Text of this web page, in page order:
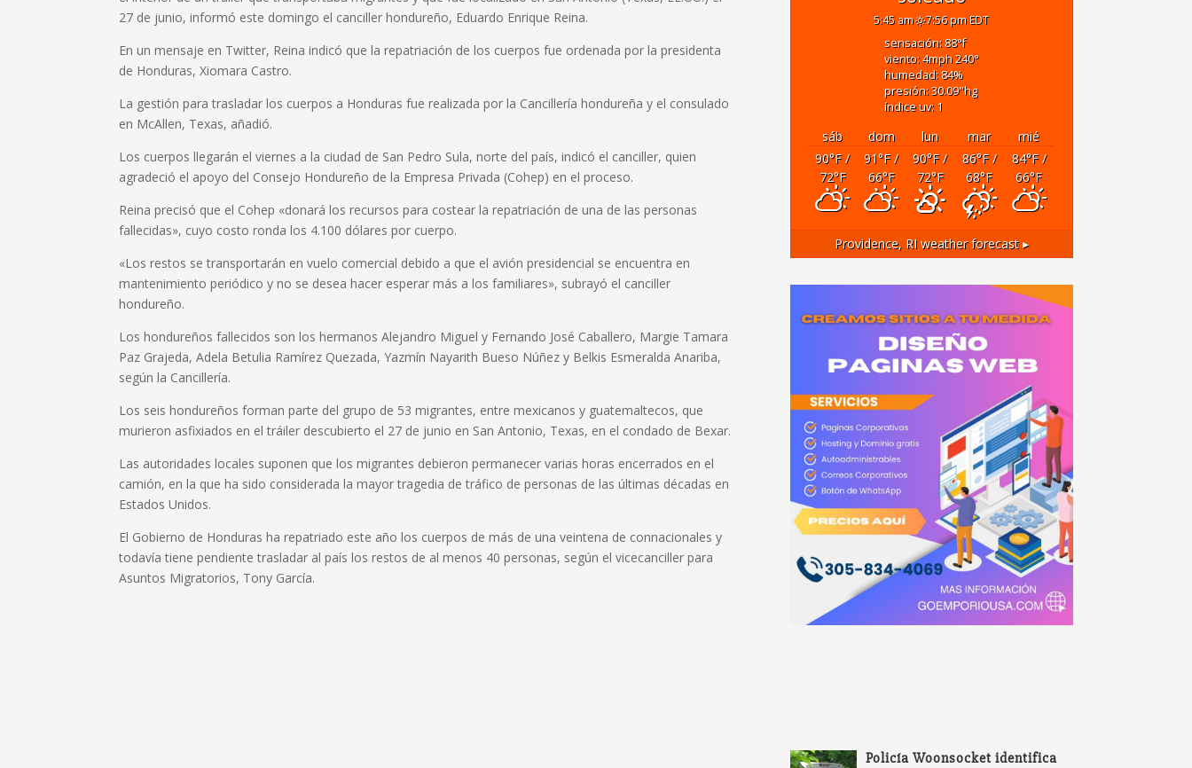
27 de junio, informó este domingo el canciller hondureño, Eduardo Enrique Reina.
En un mensaje en Twitter, Reina indicó que la repatriación de los cuerpos fue ordenada por la presidenta
de Honduras, Xiomara Castro.
La gestión para trasladar los cuerpos a Honduras fue realizada por la Cancillería hondureña y el consulado
en McAllen, Texas, añadió.
Los cuerpos llegarán el viernes a la ciudad de San Pedro Sula, norte del país, indicó el canciller, quien
agradeció el apoyo del Consejo Hondureño de la Empresa Privada (Cohep) en el proceso.
Reina precisó que el Cohep «donará los recursos para costear la repatriación de una de las personas
fallecidas», cuyo costo ronda los 4.100 dólares por cuerpo.
«Los restos se transportarán en vuelo comercial debido a que el avión presidencial se encuentra en
mantenimiento periódico y no se desea hacer esperar más a los familiares», subrayó el canciller
hondureño.
Los hondureños fallecidos son los hermanos Alejandro Miguel y Fernando José Caballero, Margie Tamara
Paz Grajeda, Adela Betulia Ramírez Quezada, Yazmín Nayarith Bueso Núñez y Belkis Esmeralda Anariba,
según la Cancillería.
Los seis hondureños forman parte del grupo de 53 migrantes, entre mexicanos y guatemaltecos, que
murieron asfixiados en el tráiler descubierto el 27 de junio en San Antonio, Texas, en el condado de Bexar.
Las autoridades locales suponen que los migrantes debieron permanecer varias horas encerrados en el
camión, en la que ha sido considerada la mayor tragedia de tráfico de personas de las últimas décadas en
Estados Unidos.
El Gobierno de Honduras ha repatriado este año los cuerpos de más de una veintena de connacionales y
todavía tiene pendiente trasladar al país los restos de al menos 40 personas, según el vicecanciller para
Asuntos Migratorios, Tony García.
5:45 am 7:56 pm EDT
sensación: 88°f
viento: 4mph240°
humedad: 84%
presión: 30.09"hg
índice uv: 1
sáb dom lun mar
mié
90°F/
72°F
91°F/
66°F
90°F/
72°F
86°F/
68°F
84°F/
66°F
Providence, RIweather forecast ▸
Policía Woonsocket identifica